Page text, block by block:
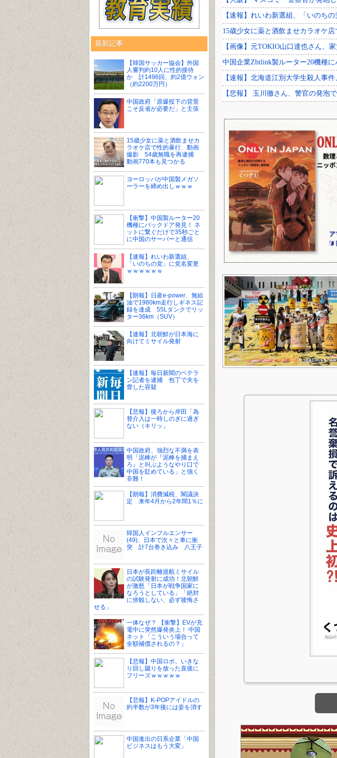
最新記事
【韓国サッカー協会】外国
人審判約10人に性的接待
か 計1496回、約2億ウォン
（約2200万円）
中国政府「原爆投下の背景
こそ反省が必要だ」と主張
15歳少女に薬と酒飲ませカ
ラオケ店で性的暴行、動画
撮影 54歳無職を再逮捕
動画770本も見つかる
ヨーロッパが中国製メガソ
ーラーを締め出しｗｗｗ
【衝撃】中国製ルーター20
機種にバックドア発見！ ネ
ットに繋ぐだけで35秒ごと
に中国のサーバーと通信
【速報】れいわ新選組、
「いのちの党」に党名変更
ｗｗｗｗｗｗ
【朗報】日産e-power、無給
油で1980km走行しギネス記
録を達成 55Lタンクでリッ
ター36km（SUV）
【速報】北朝鮮が日本海に
向けてミサイル発射
【速報】毎日新聞のベテラ
ン記者を逮捕 包丁で夫を
脅した容疑
【悲報】後ろから岸田「為
替介入は一時しのぎに過ぎ
ない（キリッ」
中国政府、強烈な不満を表
明「泥棒が『泥棒を捕まえ
ろ』と叫ぶようなやり口で
中国を貶めている」と強く
非難！
【朗報】消費減税、閣議決
定 来年4月から2年間1％に
韓国人インフルエンサー
(49)、日本で次々と車に衝
突 計7台巻き込み 八王子
日本が長距離巡航ミサイル
の試験発射に成功！北朝鮮
が激怒「日本が戦争国家に
なろうとしている」「絶対
に傍観しない、必ず後悔さ
せる」
一体なぜ？ 【衝撃】EVが充
電中に突然爆発炎上！ 中国
ネット「こういう場合って
全額補償されるの？」
【悲報】中国ロボ、いきな
り回し蹴りを放った直後に
フリーズｗｗｗｗｗ
【悲報】K-POPアイドルの
約半数が3年後には姿を消す
中国進出の日系企業「中国
ビジネスはもう大変」